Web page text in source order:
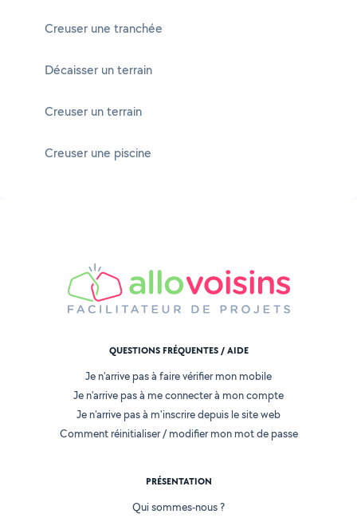
Creuser une tranchée
Décaisser un terrain
Creuser un terrain
Creuser une piscine
QUESTIONS FRÉQUENTES / AIDE
Je n'arrive pas à faire vérifier mon mobile
Je n'arrive pas à me connecter à mon compte
Je n'arrive pas à m'inscrire depuis le site web
Comment réinitialiser / modifier mon mot de passe
PRÉSENTATION
Qui sommes-nous ?